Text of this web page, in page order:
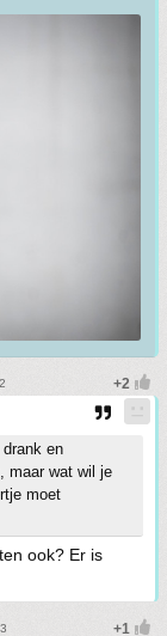
en
maar wat wil je
moet
ook? Er is